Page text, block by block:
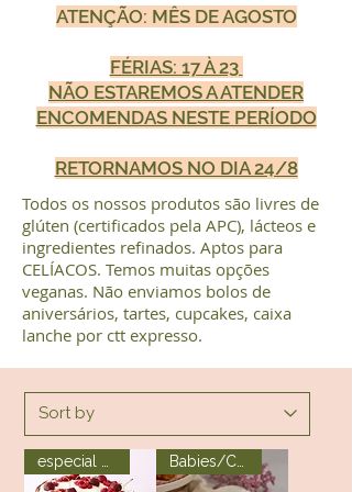
ATENÇÃO: MÊS DE AGOSTO
FÉRIAS: 17 À 23
NÃO ESTAREMOS A ATENDER
ENCOMENDAS NESTE PERÍODO
RETORNAMOS NO DIA 24/8
Todos os nossos produtos são livres de
glúten (certificados pela APC), lácteos e
ingredientes refinados. Aptos para
CELÍACOS. Temos muitas opções
veganas. Não enviamos bolos de
aniversários, tartes, cupcakes, caixa
lanche por ctt expresso.